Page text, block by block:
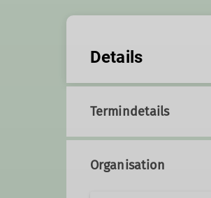
Details
Termindetails
Organisation